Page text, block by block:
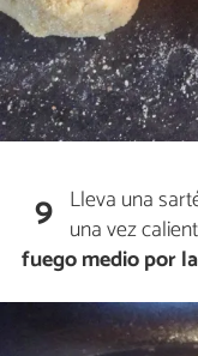
9 Lleva una
una vez
fuego medio por